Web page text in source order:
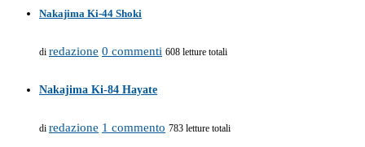
Nakajima Ki-44 Shoki
di redazione 0 commenti 608 letture totali
Nakajima Ki-84 Hayate
di redazione 1 commento 783 letture totali